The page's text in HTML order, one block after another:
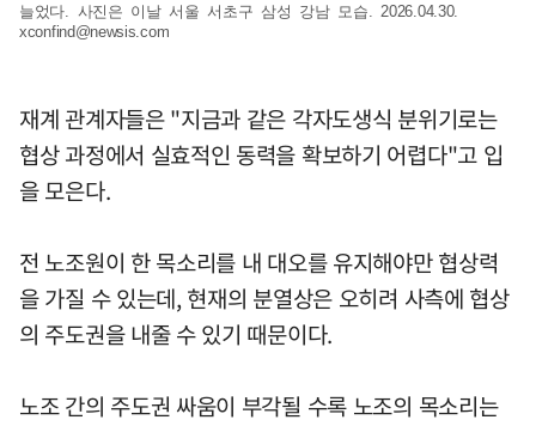
늘었다. 사진은 이날 서울 서초구 삼성 강남 모습. 2026.04.30.
xconfind@newsis.com
재계 관계자들은 "지금과 같은 각자도생식 분위기로는
협상 과정에서 실효적인 동력을 확보하기 어렵다"고 입
을 모은다.
전 노조원이 한 목소리를 내 대오를 유지해야만 협상력
을 가질 수 있는데, 현재의 분열상은 오히려 사측에 협상
의 주도권을 내줄 수 있기 때문이다.
노조 간의 주도권 싸움이 부각될 수록 노조의 목소리는